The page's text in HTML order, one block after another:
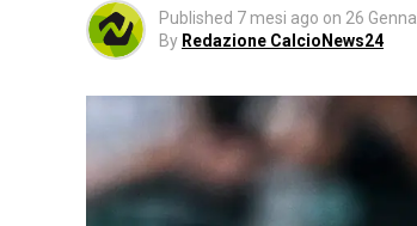
Published 7 mesi ago on 26
By Redazione CalcioNews24